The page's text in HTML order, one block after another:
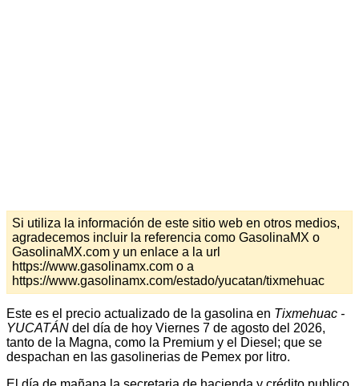
Si utiliza la información de este sitio web en otros medios,
agradecemos incluir la referencia como GasolinaMX o
GasolinaMX.com y un enlace a la url
https://www.gasolinamx.com o a
https://www.gasolinamx.com/estado/yucatan/tixmehuac
Este es el precio actualizado de la gasolina en Tixmehuac -
YUCATÁN del día de hoy Viernes 7 de agosto del 2026,
tanto de la Magna, como la Premium y el Diesel; que se
despachan en las gasolinerias de Pemex por litro.